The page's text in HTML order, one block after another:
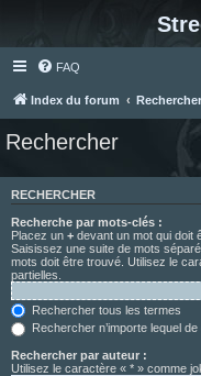
FAQ
Index du forum Rechercher
Rechercher
RECHERCHER
Recherche par mots-clés :
Placez un + devant un mot qui doit
Saisissez une suite de mots
mots doit être trouvé. Utilisez le
partielles.
Rechercher tous les termes
Rechercher n’importe lequel
Rechercher par auteur :
Utilisez le caractère « * » comme